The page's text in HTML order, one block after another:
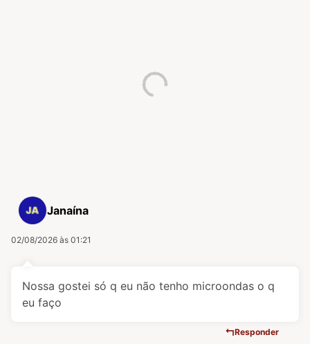
Janaína
02/08/2026 às 01:21
Nossa gostei só q eu não tenho microondas o q
eu faço
Responder